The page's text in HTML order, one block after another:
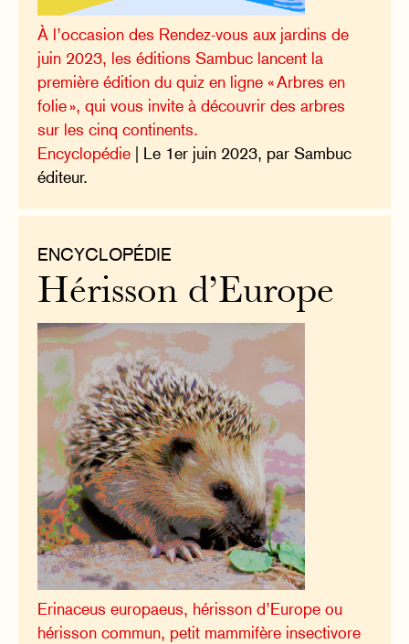
À l’occasion des Rendez-vous aux jardins de
juin 2023, les éditions Sambuc lancent la
première édition du quiz en ligne « Arbres en
folie », qui vous invite à découvrir des arbres
sur les cinq continents.
Encyclopédie | Le 1er juin 2023, par Sambuc
éditeur.
ENCYCLOPÉDIE
Hérisson d’Europe
Erinaceus europaeus, hérisson d’Europe ou
hérisson commun, petit mammifère insectivore